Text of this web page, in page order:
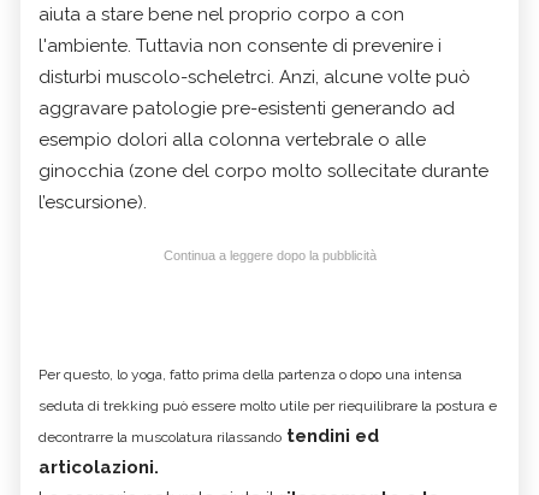
aiuta a stare bene nel proprio corpo a con
l'ambiente. Tuttavia non consente di prevenire i
disturbi muscolo-scheletrci. Anzi, alcune volte può
aggravare patologie pre-esistenti generando ad
esempio dolori alla colonna vertebrale o alle
ginocchia (zone del corpo molto sollecitate durante
l’escursione).
Continua a leggere dopo la pubblicità
Per questo, lo yoga, fatto prima della partenza o dopo una intensa
seduta di trekking può essere molto utile per riequilibrare la postura e
decontrarre la muscolatura rilassando tendini ed
articolazioni.